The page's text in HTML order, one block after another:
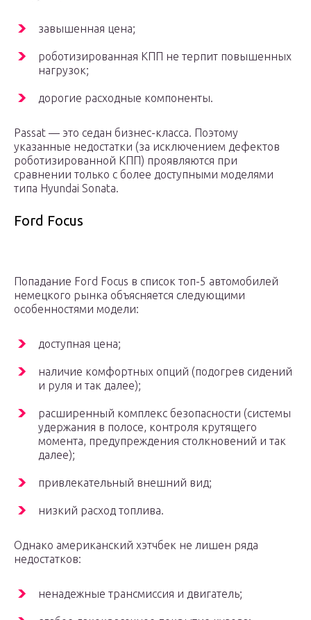
завышенная цена;
роботизированная КПП не терпит повышенных
нагрузок;
дорогие расходные компоненты.
Passat — это седан бизнес-класса. Поэтому
указанные недостатки (за исключением дефектов
роботизированной КПП) проявляются при
сравнении только с более доступными моделями
типа Hyundai Sonata.
Ford Focus
Попадание Ford Focus в список топ-5 автомобилей
немецкого рынка объясняется следующими
особенностями модели:
доступная цена;
наличие комфортных опций (подогрев сидений
и руля и так далее);
расширенный комплекс безопасности (системы
удержания в полосе, контроля крутящего
момента, предупреждения столкновений и так
далее);
привлекательный внешний вид;
низкий расход топлива.
Однако американский хэтчбек не лишен ряда
недостатков:
ненадежные трансмиссия и двигатель;